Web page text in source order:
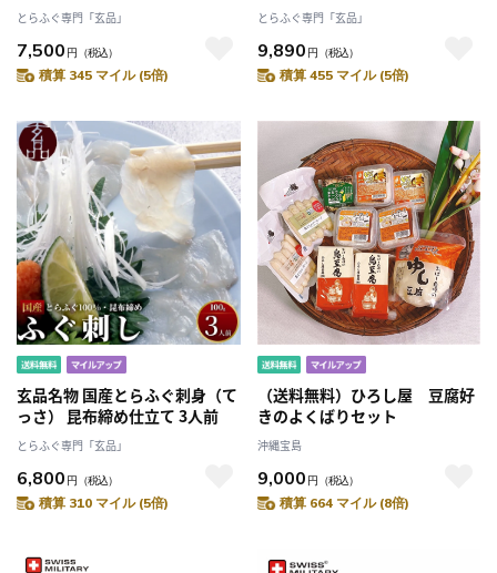
とらふぐ専門「玄品」
7,500 円 （税込）
積算 345 マイル (5倍)
とらふぐ専門「玄品」
9,890 円 （税込）
積算 455 マイル (5倍)
玄品名物 国産とらふぐ刺身（て
っさ） 昆布締め仕立て 3人前
とらふぐ専門「玄品」
6,800 円 （税込）
積算 310 マイル (5倍)
（送料無料）ひろし屋 豆腐好
きのよくばりセット
沖縄宝島
9,000 円 （税込）
積算 664 マイル (8倍)